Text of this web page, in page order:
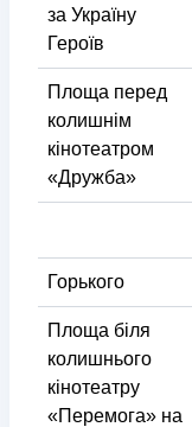
за Україну
Героїв
Площа перед
колишнім
кінотеатром
«Дружба»
Горького
Площа біля
колишнього
кінотеатру
«Перемога» на